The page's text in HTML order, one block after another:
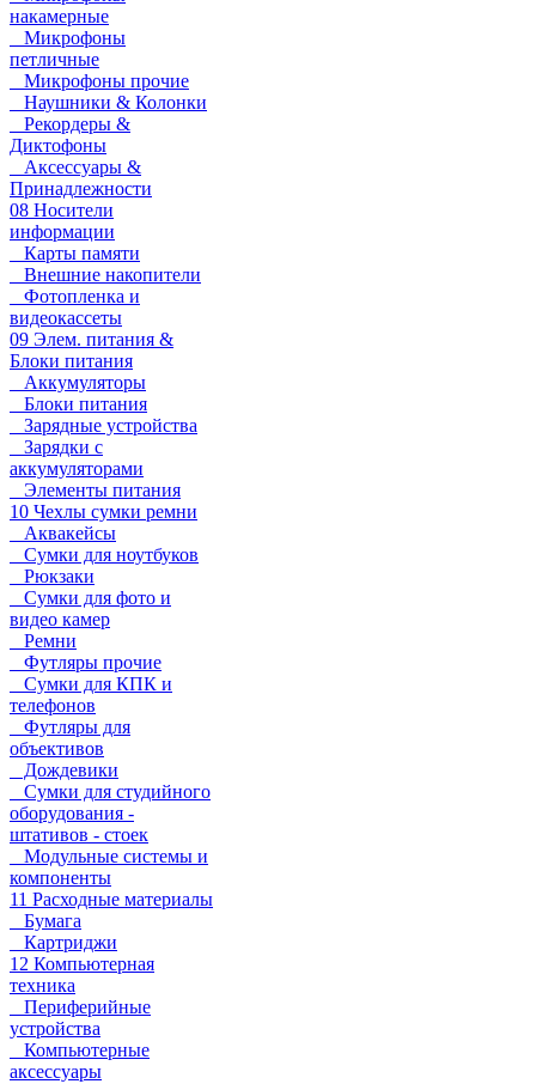
накамерные
Микрофоны
петличные
Микрофоны прочие
Наушники & Колонки
Рекордеры &
Диктофоны
Аксессуары &
Принадлежности
08 Носители
информации
Карты памяти
Внешние накопители
Фотопленка и
видеокассеты
09 Элем. питания &
Блоки питания
Аккумуляторы
Блоки питания
Зарядные устройства
Зарядки с
аккумуляторами
Элементы питания
10 Чехлы сумки ремни
Аквакейсы
Сумки для ноутбуков
Рюкзаки
Сумки для фото и
видео камер
Ремни
Футляры прочие
Сумки для КПК и
телефонов
Футляры для
объективов
Дождевики
Сумки для студийного
оборудования -
штативов - стоек
Модульные системы и
компоненты
11 Расходные материалы
Бумага
Картриджи
12 Компьютерная
техника
Периферийные
устройства
Компьютерные
аксессуары